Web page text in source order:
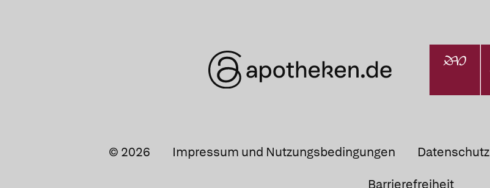
© 2026 Impressum und Nutzungsbedingungen Datenschutz
Barrierefreiheit